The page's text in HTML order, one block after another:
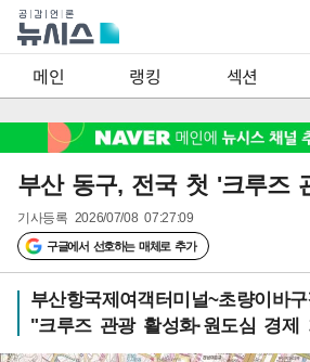
메인 랭킹 섹션
부산 동구, 전국 첫 '크루즈
기사등록 2026/07/08 07:27:09
구글에서 선호하는 매체로 추가
부산항국제여객터미널~초량이바
"크루즈 관광 활성화·원도심 경제